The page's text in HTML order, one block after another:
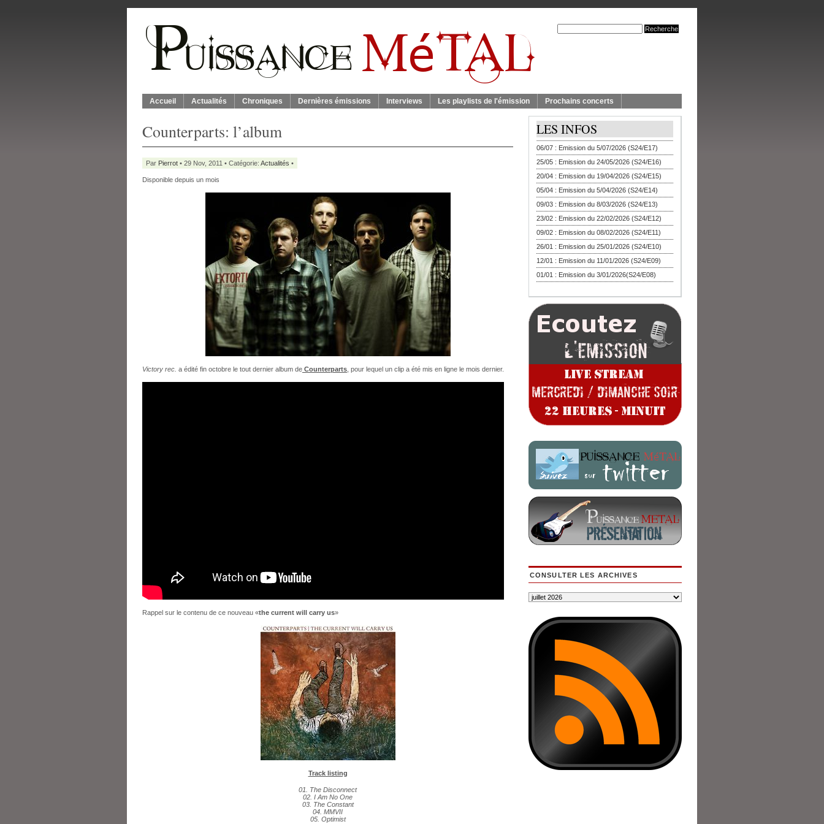
Accueil Actualités Chroniques Dernières émissions Interviews Les playlists de l'émission Prochains concerts
Counterparts: l’album
Par Pierrot • 29 Nov, 2011 • Catégorie: Actualités •
Disponible depuis un mois
Victory rec. a édité fin octobre le tout dernier album de Counterparts , pour lequel un clip a été mis en ligne le mois dernier.
Rappel sur le contenu de ce nouveau «the current will carry us»
Track listing
01. The Disconnect
02. I Am No One
03. The Constant
04. MMVII
05. Optimist
LES INFOS
06/07 : Emission du 5/07/2026 (S24/E17)
25/05 : Emission du 24/05/2026 (S24/E16)
20/04 : Emission du 19/04/2026 (S24/E15)
05/04 : Emission du 5/04/2026 (S24/E14)
09/03 : Emission du 8/03/2026 (S24/E13)
23/02 : Emission du 22/02/2026 (S24/E12)
09/02 : Emission du 08/02/2026 (S24/E11)
26/01 : Emission du 25/01/2026 (S24/E10)
12/01 : Emission du 11/01/2026 (S24/E09)
01/01 : Emission du 3/01/2026(S24/E08)
CONSULTER LES ARCHIVES